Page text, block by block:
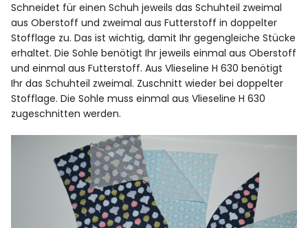
Schneidet für einen Schuh jeweils das Schuhteil zweimal
aus Oberstoff und zweimal aus Futterstoff in doppelter
Stofflage zu. Das ist wichtig, damit Ihr gegengleiche Stücke
erhaltet. Die Sohle benötigt Ihr jeweils einmal aus Oberstoff
und einmal aus Futterstoff. Aus Vlieseline H 630 benötigt
Ihr das Schuhteil zweimal. Zuschnitt wieder bei doppelter
Stofflage. Die Sohle muss einmal aus Vlieseline H 630
zugeschnitten werden.